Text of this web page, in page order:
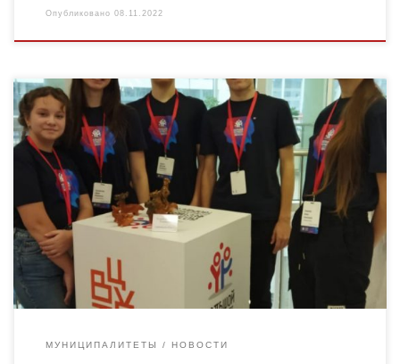
Опубликовано 08.11.2022
Учащиеся Образцового детского коллектива «Клубок
фантазий» Центра творчества Тамбовского района Руслан
Матвеев, Ксения Орешникова и Алина Соколова стали
Победителями Всероссийского Большого фестиваля
детского и юношеского […]
МУНИЦИПАЛИТЕТЫ НОВОСТИ